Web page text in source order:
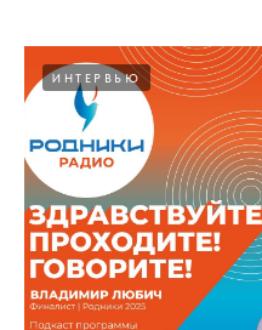
ИНТЕРВЬЮ